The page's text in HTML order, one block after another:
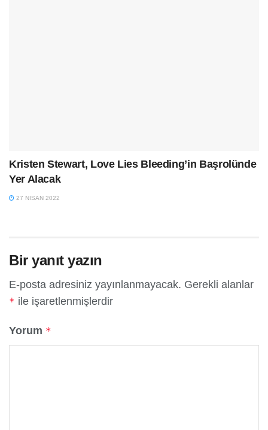
Kristen Stewart, Love Lies Bleeding’in Başrolünde
Yer Alacak
27 NISAN 2022
Bir yanıt yazın
E-posta adresiniz yayınlanmayacak. Gerekli alanlar
* ile işaretlenmişlerdir
Yorum *